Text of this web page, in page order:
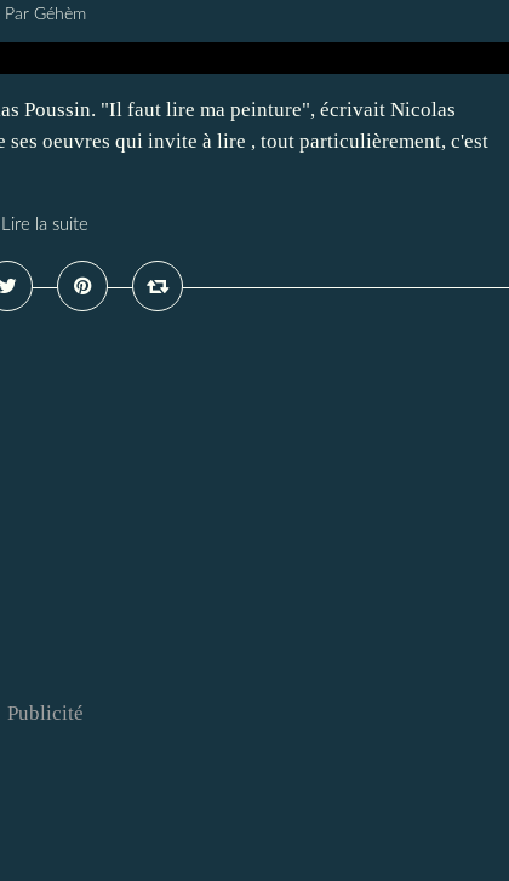
Par Géhèm
Poussin. "Il faut lire ma peinture", écrivait Nicolas
ses oeuvres qui invite à lire , tout particulièrement, c'est
Lire la suite
Publicité